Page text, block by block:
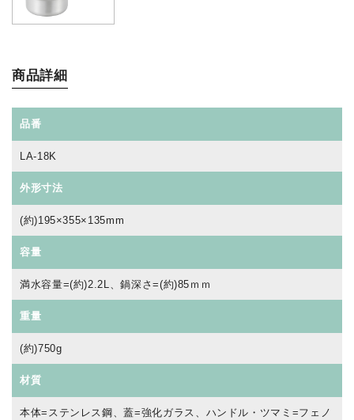
商品詳細
品番
LA-18K
外形寸法
(約)195×355×135mm
容量
満水容量=(約)2.2L、鍋深さ=(約)85ｍｍ
重量
(約)750g
材質
本体=ステンレス鋼、蓋=強化ガラス、ハンドル・ツマミ=フェノ